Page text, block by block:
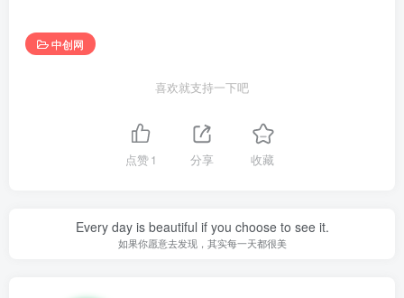
中创网
喜欢就支持一下吧
点赞1 分享 收藏
Every day is beautiful if you choose to see it.
如果你愿意去发现，其实每一天都很美